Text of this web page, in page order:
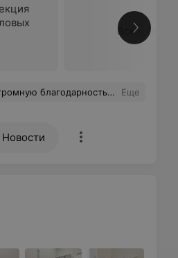
Все цены
сомнения и дал честные рекомендации. Обращаюсь уже не в первый раз, делала ринопластику и круговую подтяжку лица, все операции прошли идеально, реабилитация была лёгкой благодаря грамотным назначениям. Результат превзошёл все мои ожидания – естественная красота, гармоничные черты и полное ощущение уверенности в себе! Спасибо за ваш талант и золотые руки! Еще
Новости